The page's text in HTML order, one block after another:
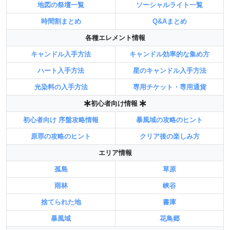
地図の祭壇一覧 ソーシャルライト一覧
時間割まとめ Q&Aまとめ
各種エレメント情報
キャンドル入手方法 キャンドル効率的な集め方
ハート入手方法 星のキャンドル入手方法
光染料の入手方法 専用チケット・専用通貨
初心者向け情報
初心者向け 序盤攻略情報 暴風域の攻略のヒント
原罪の攻略のヒント クリア後の楽しみ方
エリア情報
孤島 草原
雨林 峡谷
捨てられた地 書庫
暴風域 花鳥郷